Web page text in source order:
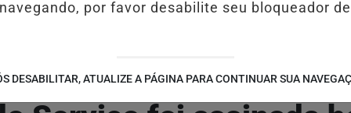
milhões na reforma
por favor desabilite seu bloqueador
DESABILITAR, ATUALIZE A PÁGINA PARA CONTINUAR SUA